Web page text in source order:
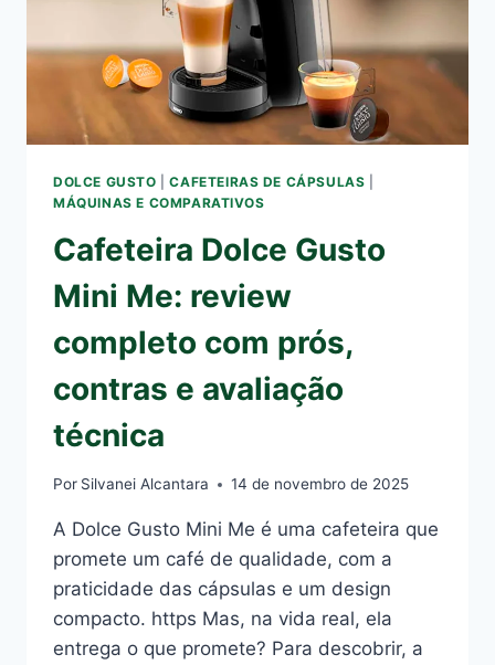
DOLCE GUSTO |CAFETEIRAS DE CÁPSULAS
MÁQUINAS E COMPARATIVOS
Cafeteira Dolce Gusto
Mini Me: review
completo com prós,
contras e avaliação
técnica
Por Silvanei Alcantara 14 de novembro de 2025
A Dolce Gusto Mini Me é uma cafeteira que
promete um café de qualidade, com a
praticidade das cápsulas e um design
compacto. https Mas, na vida real, ela
entrega o que promete? Para descobrir, a